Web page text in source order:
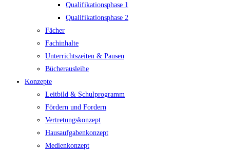
Qualifikationsphase 1
Qualifikationsphase 2
Fächer
Fachinhalte
Unterrichtszeiten & Pausen
Bücherausleihe
Konzepte
Leitbild & Schulprogramm
Fördern und Fordern
Vertretungskonzept
Hausaufgabenkonzept
Medienkonzept